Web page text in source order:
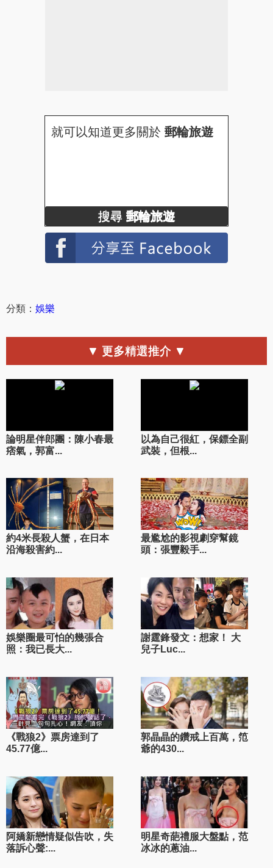
就可以知道更多關於 郵輪旅遊
搜尋 郵輪旅遊
分類： 娛樂
▼ 更多精選推介 ▼
論明星伴郎團：陳小春最
痞氣，郭富...
以為自己很紅，保鏢全副
武裝，但根...
約4米長殺人蟹，在日本
沿海殺害約...
最尷尬的影視劇穿幫鏡
頭：張豐毅手...
娛樂圈最可怕的幾張合
照：我已長大...
謝霆鋒發文：想家！ 大
兒子Luc...
《戰狼2》票房達到了
45.77億...
郭晶晶的鑽戒上百萬，笵
爺的430...
阿嬌新戀情疑似告吹，失
落訴心聲:...
明星奇葩禮服大盤點，范
冰冰的蔥油...